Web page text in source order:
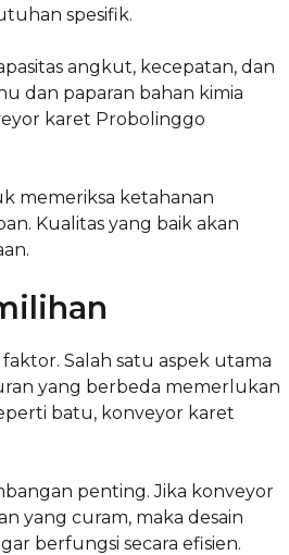
spesifik.
angkut, kecepatan, dan
dan paparan bahan kimia
karet Probolinggo
memeriksa ketahanan
Kualitas yang baik akan
Salah satu aspek utama
yang berbeda memerlukan
batu, konveyor karet
penting. Jika konveyor
yang curam, maka desain
berfungsi secara efisien.